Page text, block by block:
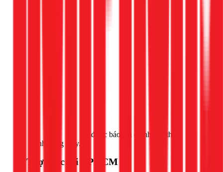
để được báo giá chính xác theo
tình trạng máy.
📍 Thợ trực tại TPHCM